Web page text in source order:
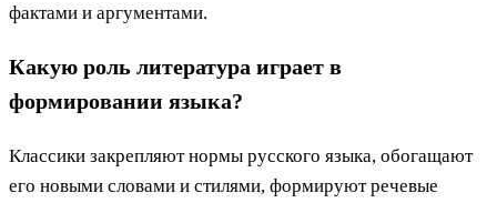
фактами и аргументами.
Какую роль литература играет в
формировании языка?
Классики закрепляют нормы русского языка, обогащают
его новыми словами и стилями, формируют речевые